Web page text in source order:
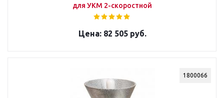
для УКМ 2-скоростной
82 505 руб.
1800066